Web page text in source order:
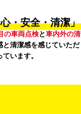
・安全・清潔」
の車両点検と車内外の清
と清潔感を感じていただ
います。